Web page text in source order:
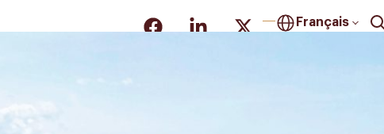
Français